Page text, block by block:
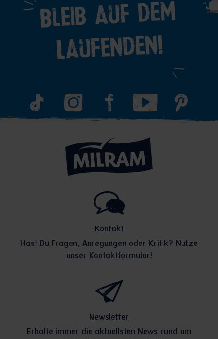
Bleib auf dem
Laufenden!
Kontakt
Hast Du Fragen, Anregungen oder Kritik? Nutze
unser Kontaktformular!
Newsletter
Erhalte immer die aktuellsten News rund um